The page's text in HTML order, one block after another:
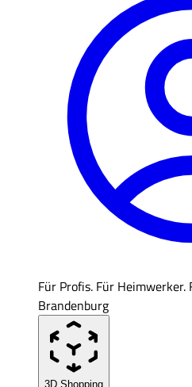
Für Profis. Für
Brandenburg
3D Shopping